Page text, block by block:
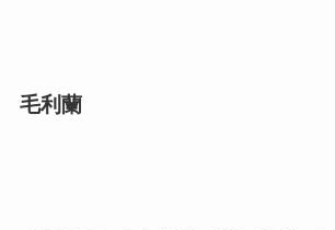
毛利蘭